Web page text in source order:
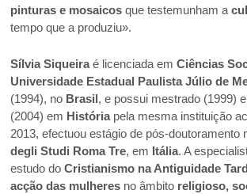
pinturas e mosaicos que testemunham a
tempo que a produziu».
Sílvia Siqueiraé licenciada emCiências
Universidade Estadual Paulista Júlio de
(1994), no Brasil, e possui mestrado (1999)
(2004) em Históriapela mesma instituição
2013, efectuou estágio de pós-doutoramento
degli Studi Roma Tre, em Itália. A
estudo doCristianismo na Antiguidade
acção das mulheres no âmbito religioso,